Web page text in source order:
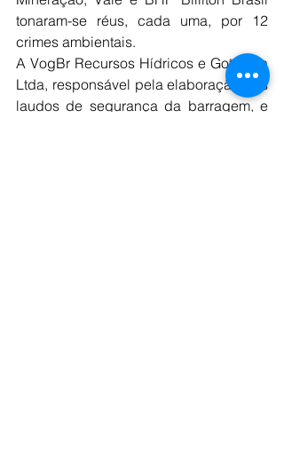
tonaram-se réus, cada uma, por 12
crimes ambientais.
A VogBr Recursos Hídricos e Gotecnia
Ltda, responsável pela elaboração dos
laudos de segurança da barragem, e